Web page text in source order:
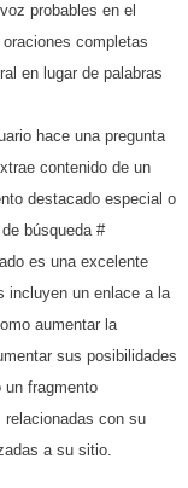
probables en el
completas
en lugar de palabras
hace una pregunta
contenido de un
destacado especial o
búsqueda #
es una excelente
incluyen un enlace a la
aumentar la
sus posibilidades
un fragmento
con su
a su sitio.